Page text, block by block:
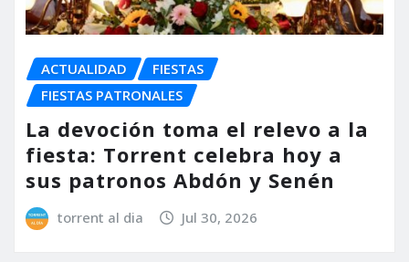
ACTUALIDAD
FIESTAS
FIESTAS PATRONALES
La devoción toma el relevo a la
fiesta: Torrent celebra hoy a
sus patronos Abdón y Senén
torrent al dia Jul 30, 2026